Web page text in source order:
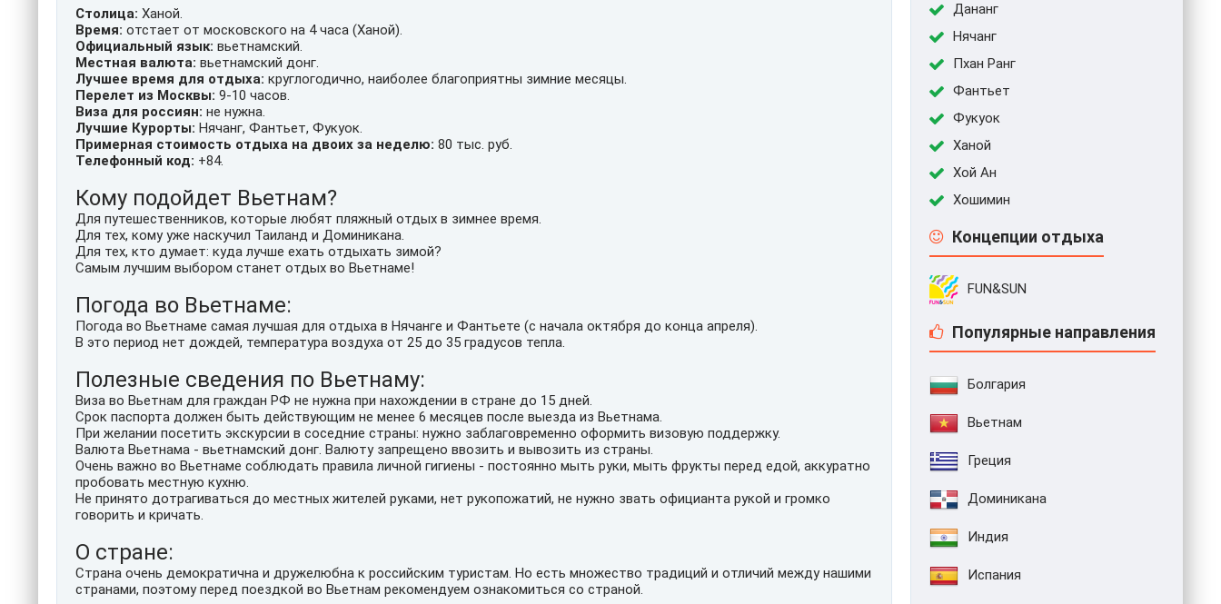
Столица: Ханой.
Время: отстает от московского на 4 часа (Ханой).
Официальный язык: вьетнамский.
Местная валюта: вьетнамский донг.
Лучшее время для отдыха: круглогодично, наиболее благоприятны зимние месяцы.
Перелет из Москвы: 9-10 часов.
Виза для россиян: не нужна.
Лучшие Курорты: Нячанг, Фантьет, Фукуок.
Примерная стоимость отдыха на двоих за неделю: 80 тыс. руб.
Телефонный код: +84.
Кому подойдет Вьетнам?
Для путешественников, которые любят пляжный отдых в зимнее время.
Для тех, кому уже наскучил Таиланд и Доминикана.
Для тех, кто думает: куда лучше ехать отдыхать зимой?
Самым лучшим выбором станет отдых во Вьетнаме!
Погода во Вьетнаме:
Погода во Вьетнаме самая лучшая для отдыха в Нячанге и Фантьете (с начала октября до конца апреля).
В это период нет дождей, температура воздуха от 25 до 35 градусов тепла.
Полезные сведения по Вьетнаму:
Виза во Вьетнам для граждан РФ не нужна при нахождении в стране до 15 дней.
Срок паспорта должен быть действующим не менее 6 месяцев после выезда из Вьетнама.
При желании посетить экскурсии в соседние страны: нужно заблаговременно оформить визовую поддержку.
Валюта Вьетнама - вьетнамский донг. Валюту запрещено ввозить и вывозить из страны.
Очень важно во Вьетнаме соблюдать правила личной гигиены - постоянно мыть руки, мыть фрукты перед едой, аккуратно
пробовать местную кухню.
Не принято дотрагиваться до местных жителей руками, нет рукопожатий, не нужно звать официанта рукой и громко
говорить и кричать.
О стране:
Страна очень демократична и дружелюбна к российским туристам. Но есть множество традиций и отличий между нашими
странами, поэтому перед поездкой во Вьетнам рекомендуем ознакомиться со страной.
Дананг
Нячанг
Пхан Ранг
Фантьет
Фукуок
Ханой
Хой Ан
Хошимин
Концепции отдыха
FUN&SUN
Популярные направления
Болгария
Вьетнам
Греция
Доминикана
Индия
Испания